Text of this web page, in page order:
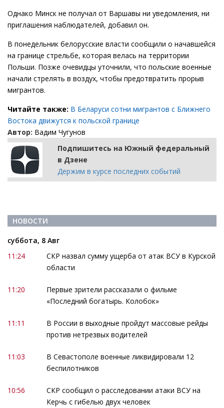
Однако Минск не получал от Варшавы ни уведомления, ни
приглашения наблюдателей, добавил он.
В понедельник белорусские власти сообщили о начавшейся
на границе стрельбе, которая велась на территории
Польши. Позже очевидцы уточнили, что польские военные
начали стрелять в воздух, чтобы предотвратить прорыв
мигрантов.
Читайте также: В Беларуси сотни мигрантов с Ближнего
Востока движутся к польской границе
Автор: Вадим Чугунов
Подпишитесь на Южный федеральный
в Дзене
Держим в курсе последних событий
НОВОСТИ
суббота, 8 Авг
11:24
СКР назвал сумму ущерба от атак ВСУ в Курской
области
11:20
Первые зрители рассказали о фильме
«Последний богатырь. Колобок»
11:11
В России в выходные пройдут массовые рейды
против нетрезвых водителей
11:03
В Севастополе военные ликвидировали 12
беспилотников
10:56
СКР сообщил о расследовании атаки ВСУ на
Керчь с гибелью двух человек